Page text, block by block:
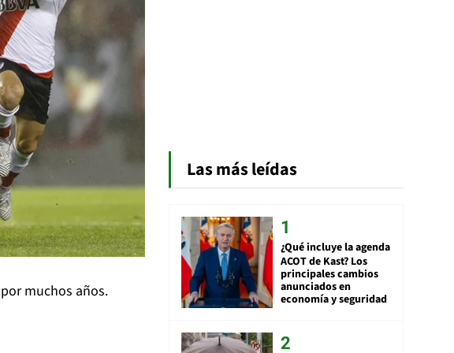
muchos años.
Las más leídas
¿Qué incluye la agenda
ACOT de Kast? Los
principales cambios
anunciados en
economía y seguridad